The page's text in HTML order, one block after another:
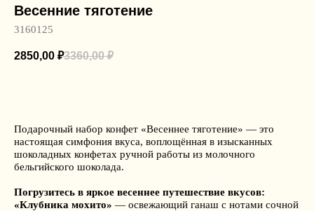
Весенние тяготение
3160125
2850,00 ₽3360,00 ₽
Подарочный набор конфет «Весеннее тяготение» — это
настоящая симфония вкуса, воплощённая в изысканных
шоколадных конфетах ручной работы из молочного
бельгийского шоколада.
Погрузитесь в яркое весеннее путешествие вкусов:
«Клубника мохито» — освежающий ганаш с нотами сочной